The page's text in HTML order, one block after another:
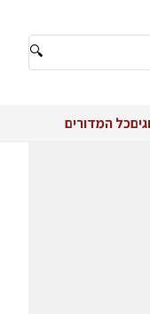
🔍
כל המדורים